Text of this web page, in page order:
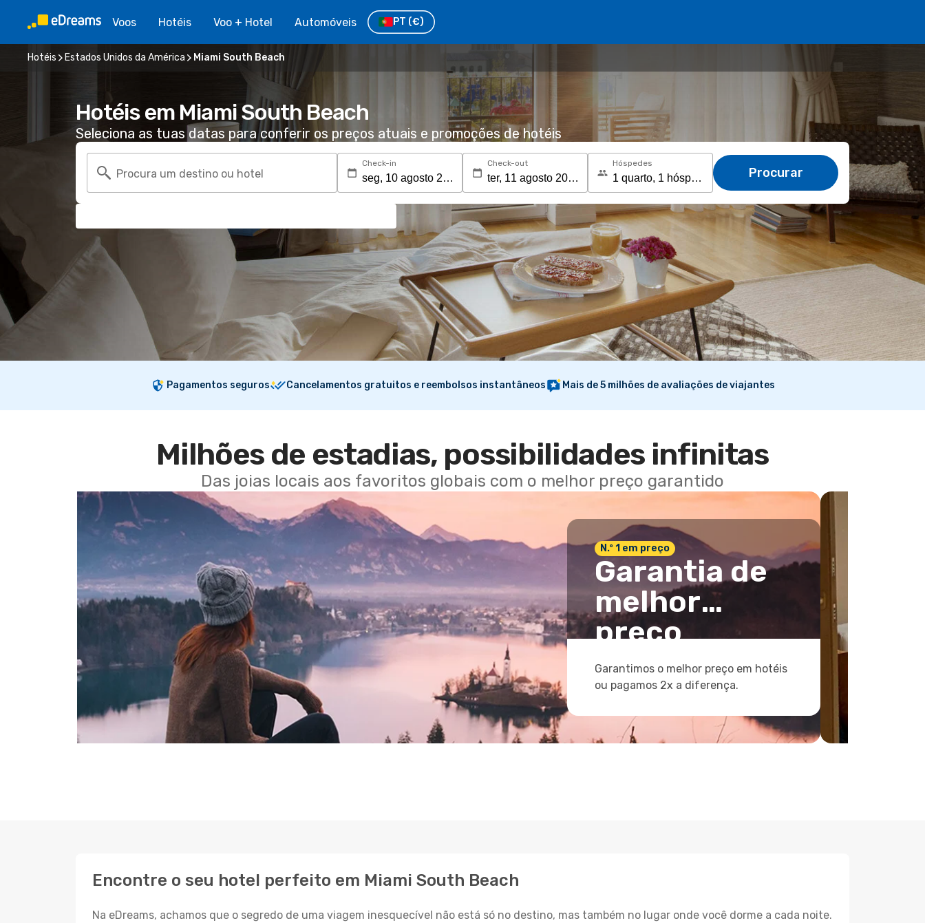
Voos Hotéis Voo + Hotel Automóveis PT (€)
Hotéis Estados Unidos da América Miami South Beach
Hotéis em Miami South Beach
Seleciona as tuas datas para conferir os preços atuais e promoções de hotéis
Procura um destino ou hotel
Check-in Check-out Hóspedes
Procurar
Pagamentos seguros Cancelamentos gratuitos e reembolsos instantâneos Mais de 5 milhões de avaliações de viajantes
Milhões de estadias, possibilidades infinitas
Das joias locais aos favoritos globais com o melhor preço garantido
N.º 1 em preço
Garantia de
melhor
preço
Garantimos o melhor preço em hotéis
ou pagamos 2x a diferença.
Encontre o seu hotel perfeito em Miami South Beach
Na eDreams, achamos que o segredo de uma viagem inesquecível não está só no destino, mas também no lugar onde você dorme a cada noite.